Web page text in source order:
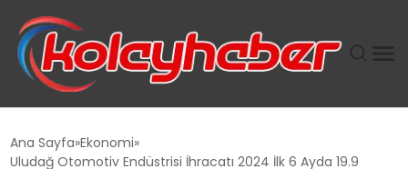
Ana Sayfa Ekonomi
Uludağ Otomotiv Endüstrisi İhracatı 2024 İlk 6 Ayda 19.9